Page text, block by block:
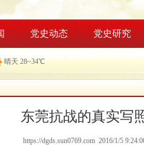
党史动态 党史研究
晴天 28~34℃
东莞抗战的真实写
https://dgds.sun0769.com 2016/1/5